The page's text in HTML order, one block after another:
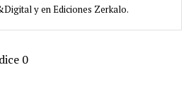
y en Ediciones Zerkalo.
0